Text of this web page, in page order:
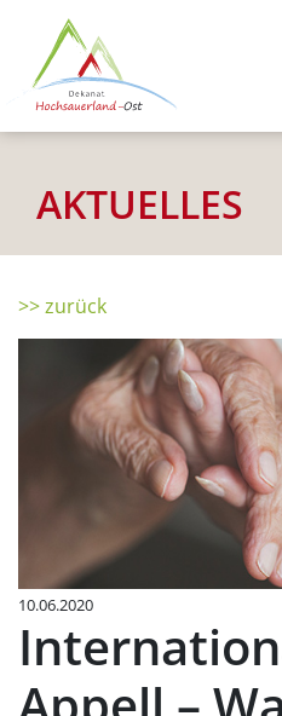
AKTUELLES
>> zurück
10.06.2020